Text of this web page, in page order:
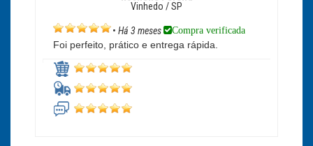
Vinhedo / SP
• Há 3 meses Compra verificada
Foi perfeito, prático e entrega rápida.